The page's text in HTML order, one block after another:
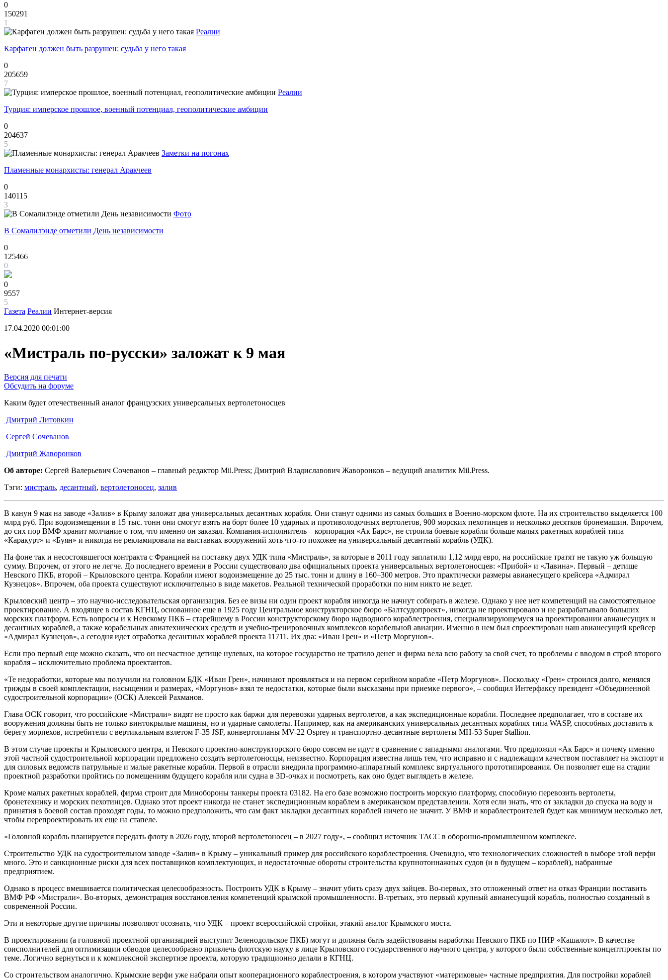
0
150291
1
Реалии
Карфаген должен быть разрушен: судьба у него такая
0
205659
7
Реалии
Турция: имперское прошлое, военный потенциал, геополитические амбиции
0
204637
5
Заметки на погонах
Пламенные монархисты: генерал Аракчеев
0
140115
3
Фото
В Сомалилэнде отметили День независимости
0
125466
0
0
9557
5
Газета Реалии Интернет-версия
17.04.2020 00:01:00
«Мистраль по-русски» заложат к 9 мая
Версия для печати
Обсудить на форуме
Каким будет отечественный аналог французских универсальных вертолетоносцев
Дмитрий Литовкин
Сергей Сочеванов
Дмитрий Жаворонков
Об авторе: Сергей Валерьевич Сочеванов – главный редактор Mil.Press; Дмитрий Владиславович Жаворонков – ведущий аналитик Mil.Press.
Тэги: мистраль, десантный, вертолетоносец, залив
В канун 9 мая на заводе «Залив» в Крыму заложат два универсальных десантных корабля. Они станут одними из самых больших в Военно-морском флоте. На их строительство выделяется 100
млрд руб. При водоизмещении в 15 тыс. тонн они смогут взять на борт более 10 ударных и противолодочных вертолетов, 900 морских пехотинцев и несколько десятков бронемашин. Впрочем,
до сих пор ВМФ хранит молчание о том, что именно он заказал. Компания-исполнитель – корпорация «Ак Барс», не строила боевые корабли больше малых ракетных кораблей типа
«Каракурт» и «Буян» и никогда не рекламировала на выставках вооружений хоть что-то похожее на универсальный десантный корабль (УДК).
На фоне так и несостоявшегося контракта с Францией на поставку двух УДК типа «Мистраль», за которые в 2011 году заплатили 1,12 млрд евро, на российские тратят не такую уж большую
сумму. Впрочем, от этого не легче. До последнего времени в России существовало два официальных проекта универсальных вертолетоносцев: «Прибой» и «Лавина». Первый – детище
Невского ПКБ, второй – Крыловского центра. Корабли имеют водоизмещение до 25 тыс. тонн и длину в 160–300 метров. Это практически размеры авианесущего крейсера «Адмирал
Кузнецов». Впрочем, оба проекта существуют исключительно в виде макетов. Реальной технической проработки по ним никто не ведет.
Крыловский центр – это научно-исследовательская организация. Без ее визы ни один проект корабля никогда не начнут собирать в железе. Однако у нее нет компетенций на самостоятельное
проектирование. А входящее в состав КГНЦ, основанное еще в 1925 году Центральное конструкторское бюро «Балтсудопроект», никогда не проектировало и не разрабатывало больших
морских платформ. Есть вопросы и к Невскому ПКБ – старейшему в России конструкторскому бюро надводного кораблестроения, специализирующемуся на проектировании авианесущих и
десантных кораблей, а также корабельных авиатехнических средств и учебно-тренировочных комплексов корабельной авиации. Именно в нем был спроектирован наш авианесущий крейсер
«Адмирал Кузнецов», а сегодня идет отработка десантных кораблей проекта 11711. Их два: «Иван Грен» и «Петр Моргунов».
Если про первый еще можно сказать, что он несчастное детище нулевых, на которое государство не тратило денег и фирма вела всю работу за свой счет, то проблемы с вводом в строй второго
корабля – исключительно проблема проектантов.
«Те недоработки, которые мы получили на головном БДК «Иван Грен», начинают проявляться и на первом серийном корабле «Петр Моргунов». Поскольку «Грен» строился долго, менялся
трижды в своей комплектации, насыщении и размерах, «Моргунов» взял те недостатки, которые были высказаны при приемке первого», – сообщил Интерфаксу президент «Объединенной
судостроительной корпорации» (ОСК) Алексей Рахманов.
Глава ОСК говорит, что российские «Мистрали» видят не просто как баржи для перевозки ударных вертолетов, а как экспедиционные корабли. Последнее предполагает, что в составе их
вооружения должны быть не только винтокрылые машины, но и ударные самолеты. Например, как на американских универсальных десантных кораблях типа WASP, способных доставить к
берегу морпехов, истребители с вертикальным взлетом F-35 JSF, конвертопланы MV-22 Osprey и транспортно-десантные вертолеты MH-53 Super Stallion.
В этом случае проекты и Крыловского центра, и Невского проектно-конструкторского бюро совсем не идут в сравнение с западными аналогами. Что предложил «Ак Барс» и почему именно
этой частной судостроительной корпорации предложено создать вертолетоносцы, неизвестно. Корпорация известна лишь тем, что исправно и с надлежащим качеством поставляет на экспорт и
для силовых ведомств патрульные и малые ракетные корабли. Первой в отрасли внедрила программно-аппаратный комплекс виртуального прототипирования. Он позволяет еще на стадии
проектной разработки пройтись по помещениям будущего корабля или судна в 3D-очках и посмотреть, как оно будет выглядеть в железе.
Кроме малых ракетных кораблей, фирма строит для Минобороны танкеры проекта 03182. На его базе возможно построить морскую платформу, способную перевозить вертолеты,
бронетехнику и морских пехотинцев. Однако этот проект никогда не станет экспедиционным кораблем в американском представлении. Хотя если знать, что от закладки до спуска на воду и
принятия в боевой состав проходят годы, то можно предположить, что сам факт закладки десантных кораблей ничего не значит. У ВМФ и кораблестроителей будет как минимум несколько лет,
чтобы перепроектировать их еще на стапеле.
«Головной корабль планируется передать флоту в 2026 году, второй вертолетоносец – в 2027 году», – сообщил источник ТАСС в оборонно-промышленном комплексе.
Строительство УДК на судостроительном заводе «Залив» в Крыму – уникальный пример для российского кораблестроения. Очевидно, что технологических сложностей в выборе этой верфи
много. Это и санкционные риски для всех поставщиков комплектующих, и недостаточные обороты строительства крупнотоннажных судов (и в будущем – кораблей), набранные
предприятием.
Однако в процесс вмешивается политическая целесообразность. Построить УДК в Крыму – значит убить сразу двух зайцев. Во-первых, это отложенный ответ на отказ Франции поставить
ВМФ РФ «Мистрали». Во-вторых, демонстрация восстановления компетенций крымской промышленности. В-третьих, это первый крупный авианесущий корабль, полностью созданный в
современной России.
Эти и некоторые другие причины позволяют осознать, что УДК – проект всероссийской стройки, этакий аналог Крымского моста.
В проектировании (а головной проектной организацией выступит Зеленодольское ПКБ) могут и должны быть задействованы наработки Невского ПКБ по НИР «Кашалот». В качестве
соисполнителей для оптимизации обводов целесообразно привлечь флотскую науку в лице Крыловского государственного научного центра, у которого были собственные концептпроекты по
теме. Логично вернуться и к комплексной экспертизе проекта, которую традиционно делали в КГНЦ.
Со строительством аналогично. Крымские верфи уже набрали опыт кооперационного кораблестроения, в котором участвуют «материковые» частные предприятия. Для постройки кораблей